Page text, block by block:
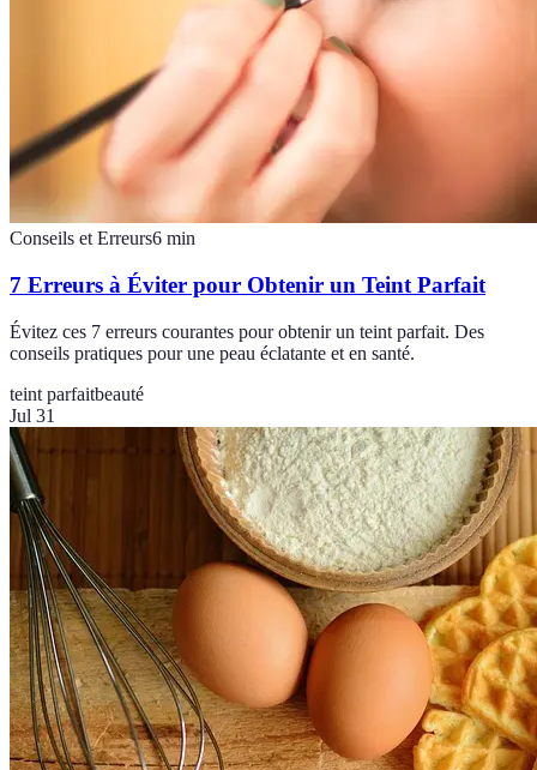
Conseils et Erreurs6 min
7 Erreurs à Éviter pour Obtenir un Teint Parfait
Évitez ces 7 erreurs courantes pour obtenir un teint parfait. Des
conseils pratiques pour une peau éclatante et en santé.
teint parfaitbeauté
Jul 31